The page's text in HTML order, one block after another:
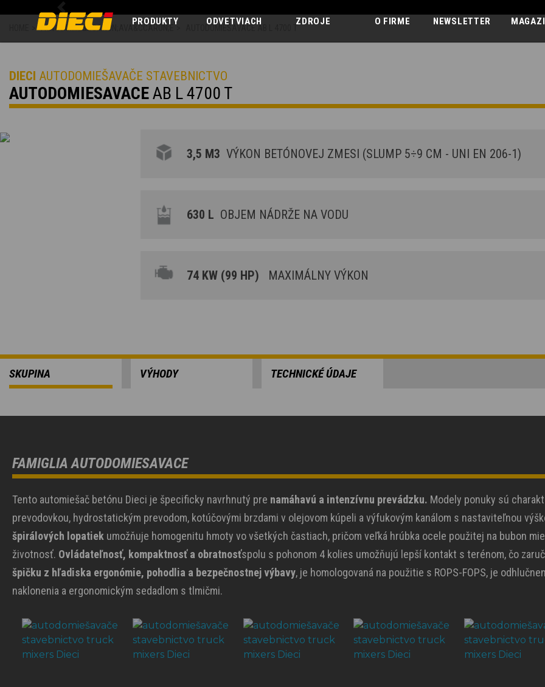
NEWSLETTER
PRODUKTY ODVETVIACH ZDROJE O FIRME
Previous
AUTODOMIE&SCARON;AVA&CCARON;E
DIECI AUTODOMIEŠAVAČE STAVEBNICTVO
AUTODOMIESAVACEAB L 4700 T
3,5 M3 VÝKON BETÓNOVEJ ZMESI (SLUMP 5÷9 CM - UNI EN 206-1)
630 L OBJEM NÁDRŽE NA VODU
74 KW (99 HP) MAXIMÁLNY VÝKON
SKUPINA VÝHODY TECHNICKÉ ÚDAJE
FAMIGLIA AUTODOMIESAVACE
Tento automiešač betónu Dieci je špecificky navrhnutý pre namáhavú a intenzívnu prevádzku. Modely ponuky sú
prevodovkou, hydrostatickým prevodom, kotúčovými brzdami v olejovom kúpeli a výfukovým kanálom s nastaviteľnou
špirálových lopatiek umožňuje homogenitu hmoty vo všetkých častiach, pričom veľká hrúbka ocele použitej na bubon
životnosť. Ovládateľnosť, kompaktnosť a obratnosťspolu s pohonom 4 kolies umožňujú lepší kontakt s terénom, čo
špičku z hľadiska ergonómie, pohodlia a bezpečnostnej výbavy, je homologovaná na použitie s ROPS-FOPS, je
naklonenia a ergonomickým sedadlom s tlmičmi.